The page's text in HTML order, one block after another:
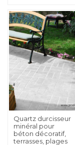
Quartz durcisseur
minéral pour
béton décoratif,
terrasses, plages